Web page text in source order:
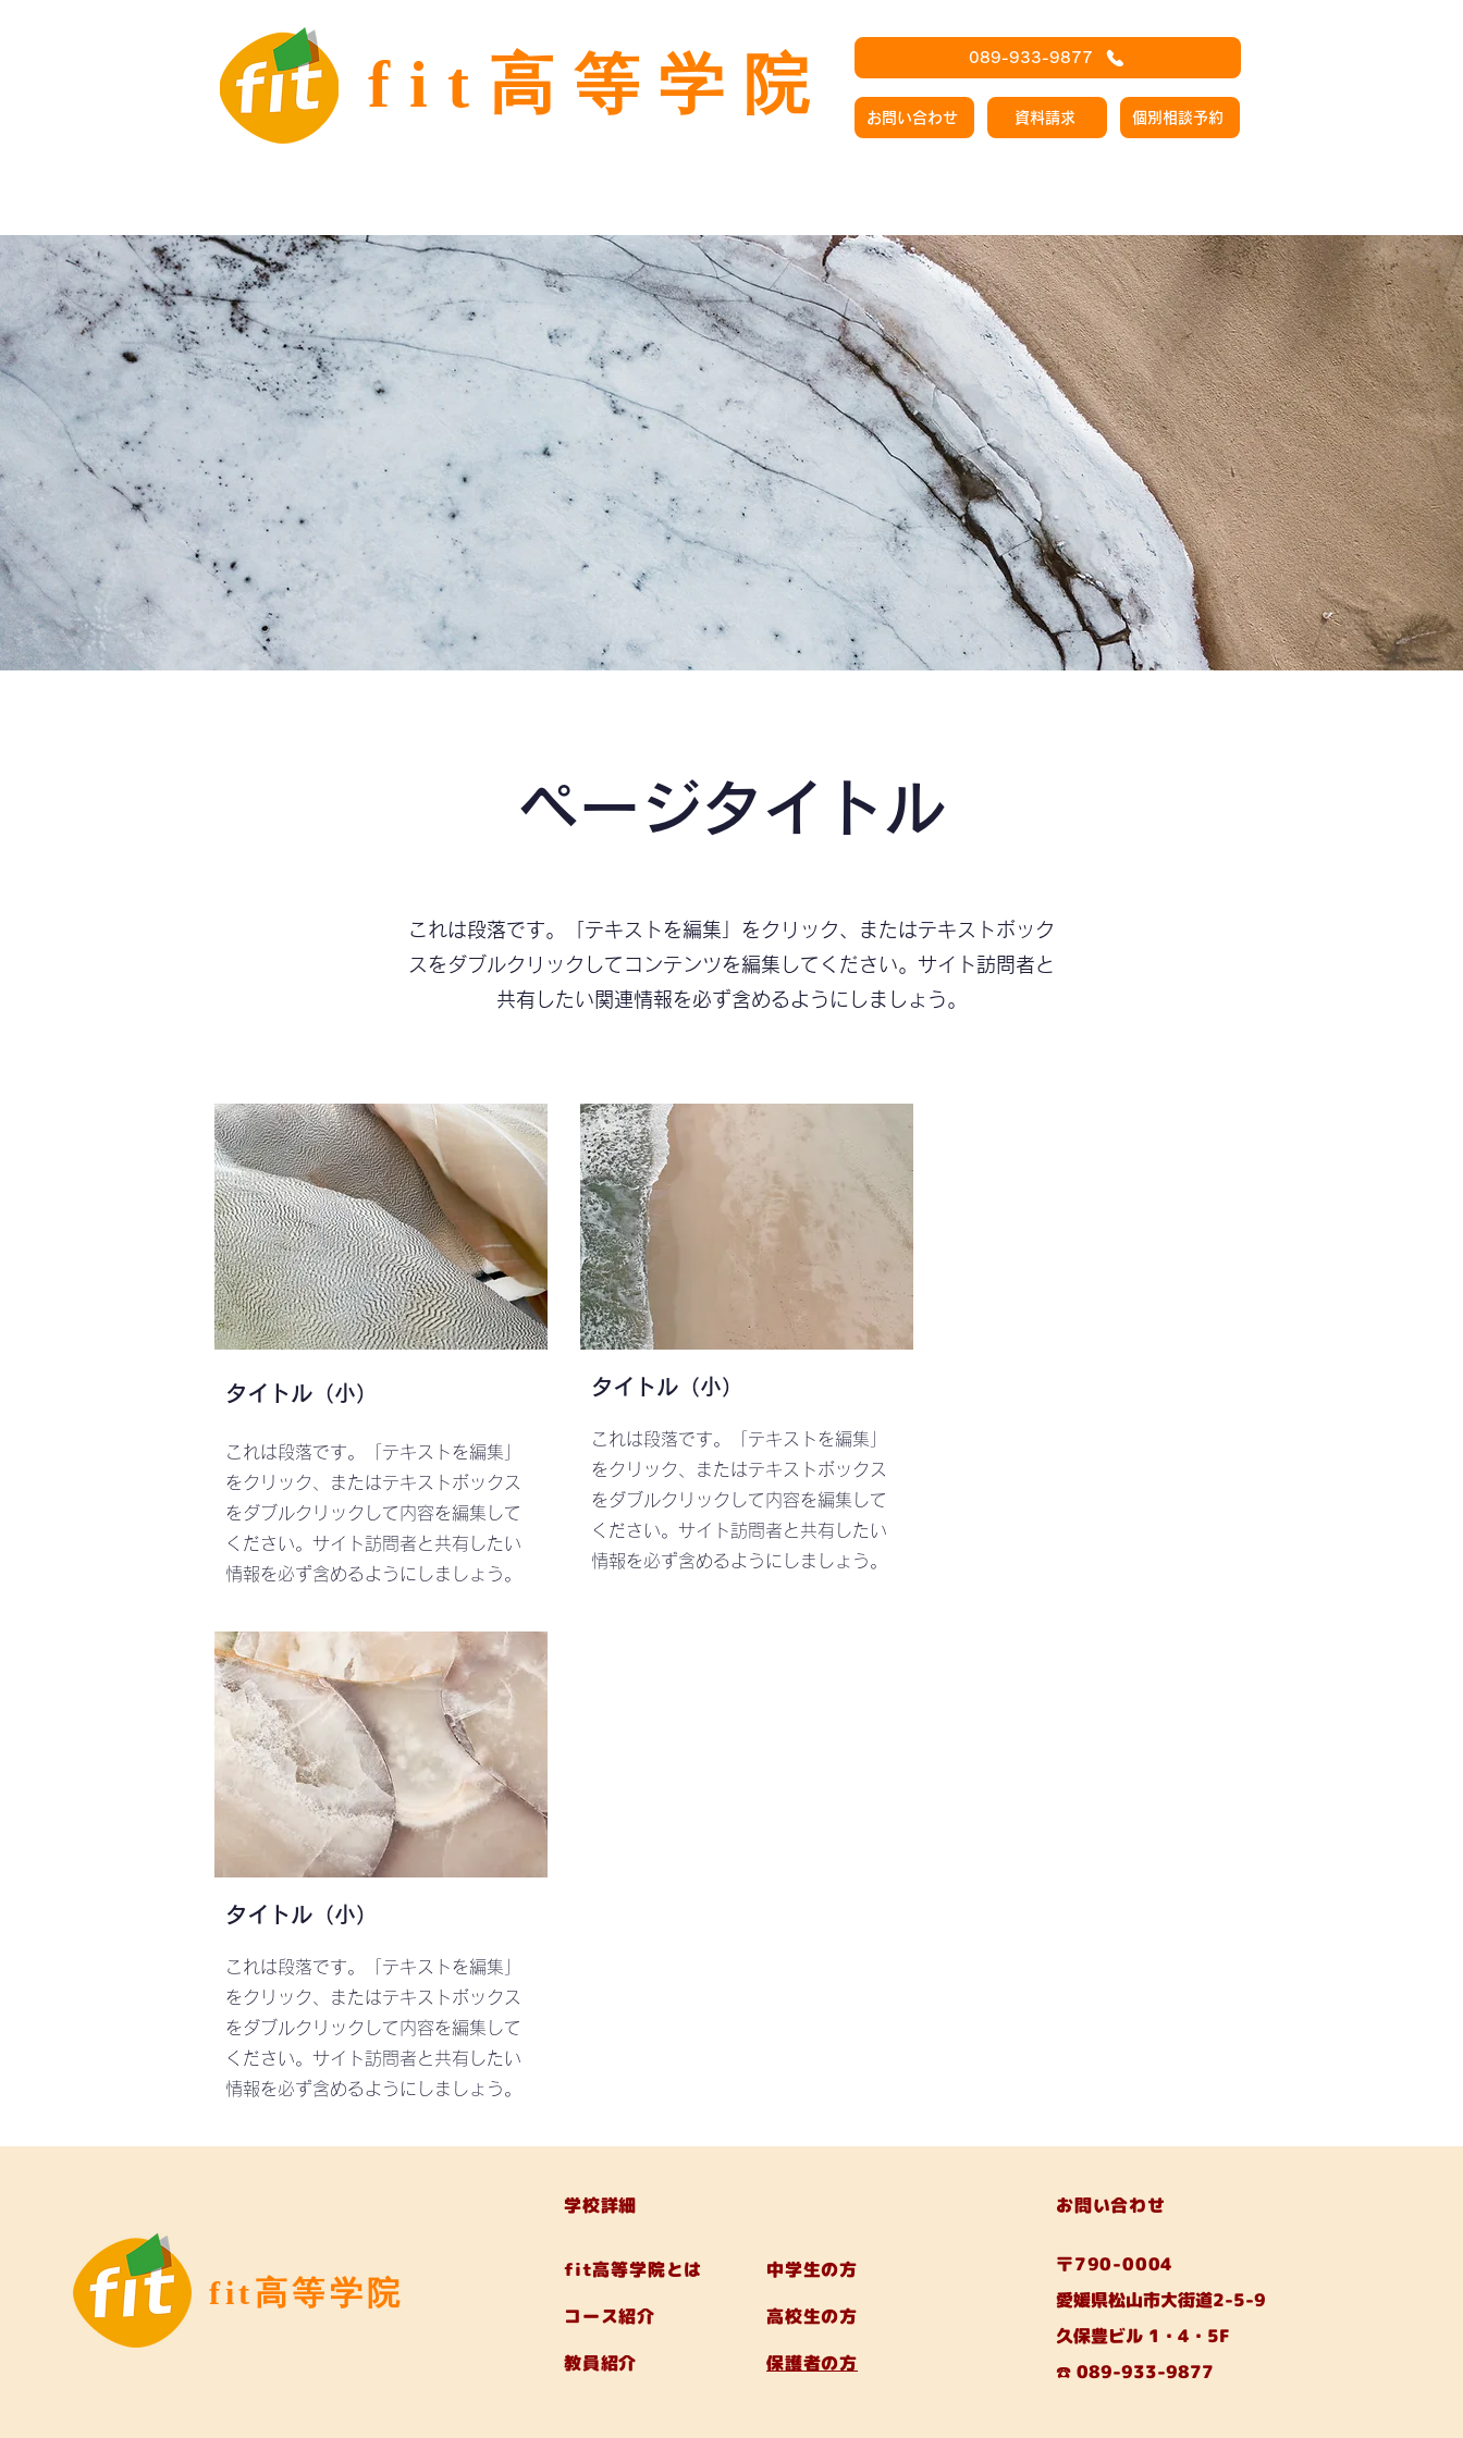
fit高等学院 089-933-9877
お問い合わせ 資料請求 個別相談予約
ページタイトル
これは段落です。「テキストを編集」をクリック、またはテキストボック
スをダブルクリックしてコンテンツを編集してください。サイト訪問者と
共有したい関連情報を必ず含めるようにしましょう。
タイトル（小）
これは段落です。「テキストを編集」
をクリック、またはテキストボックス
をダブルクリックして内容を編集して
ください。サイト訪問者と共有したい
情報を必ず含めるようにしましょう。
タイトル（小）
これは段落です。「テキストを編集」
をクリック、またはテキストボックス
をダブルクリックして内容を編集して
ください。サイト訪問者と共有したい
情報を必ず含めるようにしましょう。
タイトル（小）
これは段落です。「テキストを編集」
をクリック、またはテキストボックス
をダブルクリックして内容を編集して
ください。サイト訪問者と共有したい
情報を必ず含めるようにしましょう。
fit高等学院
学校詳細
fit高等学院とは
コース紹介
教員紹介
中学生の方
高校生の方
保護者の方
お問い合わせ
〒790-0004
愛媛県松山市大街道2-5-9
久保豊ビル 1・4・5F
☎️ 089-933-9877